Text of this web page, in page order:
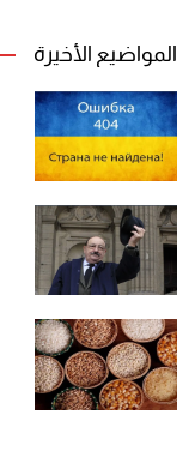
المواضيع الأخيرة